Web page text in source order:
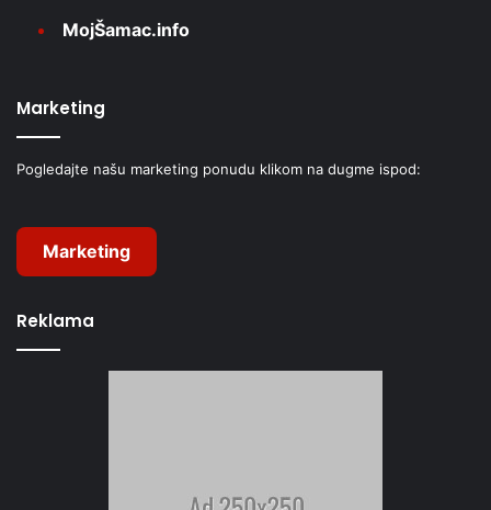
MojŠamac.info
Marketing
Pogledajte našu marketing ponudu klikom na dugme ispod:
Marketing
Reklama